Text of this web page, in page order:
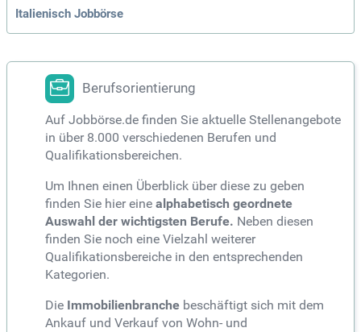
Italienisch Jobbörse
Berufsorientierung
Auf Jobbörse.de finden Sie aktuelle Stellenangebote
in über 8.000 verschiedenen Berufen und
Qualifikationsbereichen.
Um Ihnen einen Überblick über diese zu geben
finden Sie hier eine alphabetisch geordnete
Auswahl der wichtigsten Berufe. Neben diesen
finden Sie noch eine Vielzahl weiterer
Qualifikationsbereiche in den entsprechenden
Kategorien.
Die Immobilienbranche beschäftigt sich mit dem
Ankauf und Verkauf von Wohn- und